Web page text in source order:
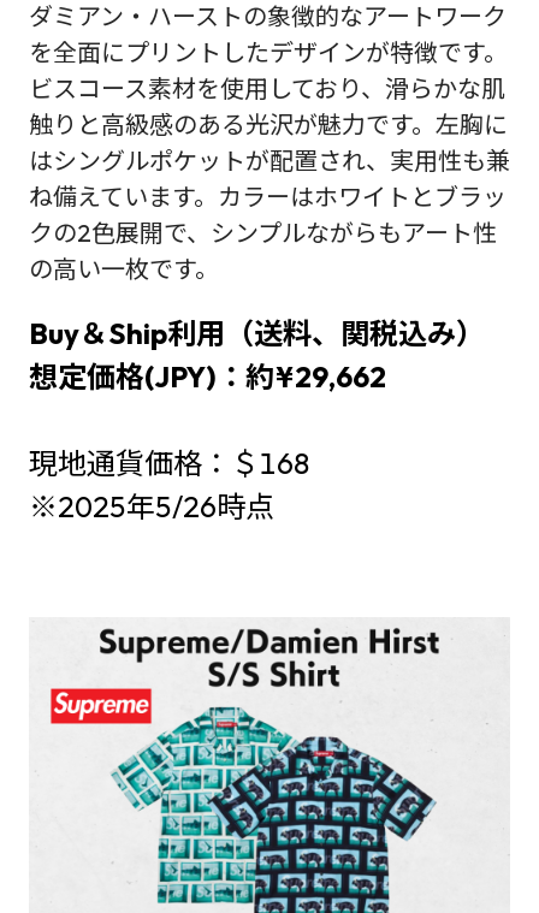
ダミアン・ハーストの象徴的なアートワーク
を全面にプリントしたデザインが特徴です。
ビスコース素材を使用しており、滑らかな肌
触りと高級感のある光沢が魅力です。左胸に
はシングルポケットが配置され、実用性も兼
ね備えています。カラーはホワイトとブラッ
クの2色展開で、シンプルながらもアート性
の高い一枚です。
Buy＆Ship利用（送料、関税込み）
想定価格(JPY)：約¥29,662
現地通貨価格：＄168
※2025年5/26時点